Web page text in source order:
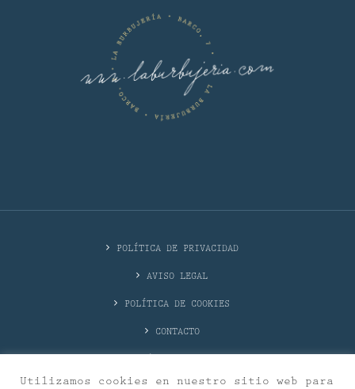
POLÍTICA DE PRIVACIDAD
AVISO LEGAL
POLÍTICA DE COOKIES
CONTACTO
Utilizamos cookies en nuestro sitio web para